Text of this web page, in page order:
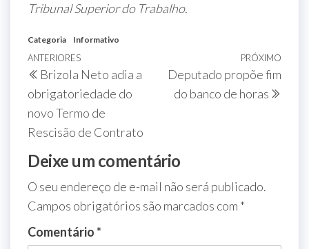
Tribunal Superior do Trabalho.
Categoria Informativo
ANTERIORES
Brizola Neto adia a
obrigatoriedade do
novo Termo de
Rescisão de Contrato
PRÓXIMO
Deputado propõe fim
do banco de horas
Deixe um comentário
O seu endereço de e-mail não será publicado.
Campos obrigatórios são marcados com *
Comentário*